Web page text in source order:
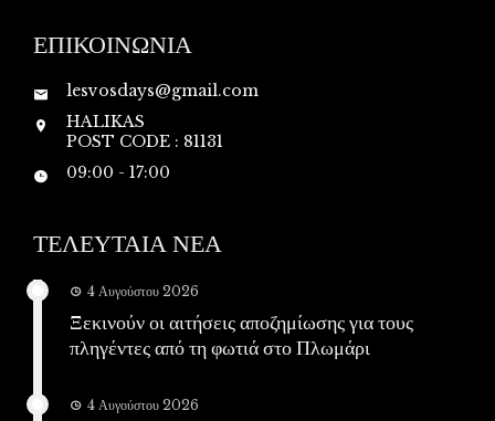
ΕΠΙΚΟΙΝΩΝΙΑ
lesvosdays@gmail.com
HALIKAS
POST CODE : 81131
09:00 - 17:00
ΤΕΛΕΥΤΑΙΑ ΝΕΑ
4 Αυγούστου 2026
Ξεκινούν οι αιτήσεις αποζημίωσης για τους
πληγέντες από τη φωτιά στο Πλωμάρι
4 Αυγούστου 2026